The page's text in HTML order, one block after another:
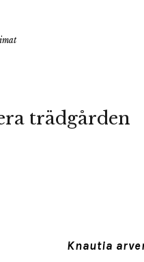
trädgården
Knautia